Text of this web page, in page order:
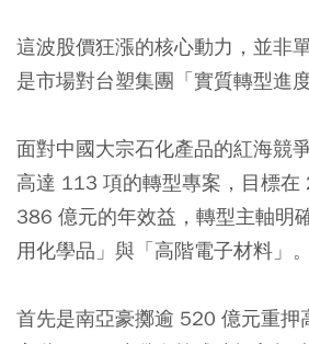
這波股價狂漲的核心動力，並非
是市場對台塑集團「實質轉型進
面對中國大宗石化產品的紅海競
高達 113 項的轉型專案，目標
386 億元的年效益，轉型主軸明
用化學品」與「高階電子材料」。
首先是南亞豪擲逾 520 億元重押